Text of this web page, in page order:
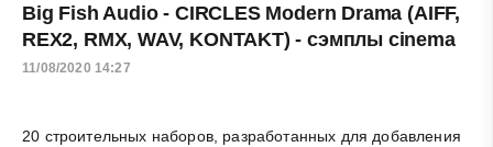
Big Fish Audio - CIRCLES Modern Drama (AIFF,
REX2, RMX, WAV, KONTAKT) - сэмплы cinema
11/08/2020 14:27
20 строительных наборов, разработанных для добавления